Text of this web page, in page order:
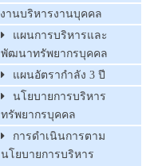
งานบริหารงานบุคคล
แผนการบริหารและ
พัฒนาทรัพยากรบุคคล
แผนอัตรากำลัง 3 ปี
นโยบายการบริหาร
ทรัพยากรบุคคล
การดำเนินการตาม
นโยบายการบริหาร